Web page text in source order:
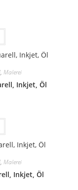
, Malerei
Inkjet, Öl
, Malerei
Inkjet, Öl